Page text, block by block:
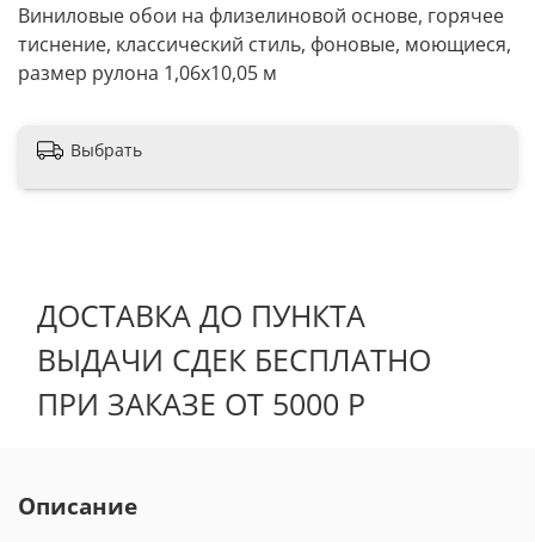
Виниловые обои на флизелиновой основе, горячее
тиснение, классический стиль, фоновые, моющиеся,
размер рулона 1,06х10,05 м
Выбрать
ДОСТАВКА ДО ПУНКТА
ВЫДАЧИ СДЕК БЕСПЛАТНО
ПРИ ЗАКАЗЕ ОТ 5000 Р
Описание